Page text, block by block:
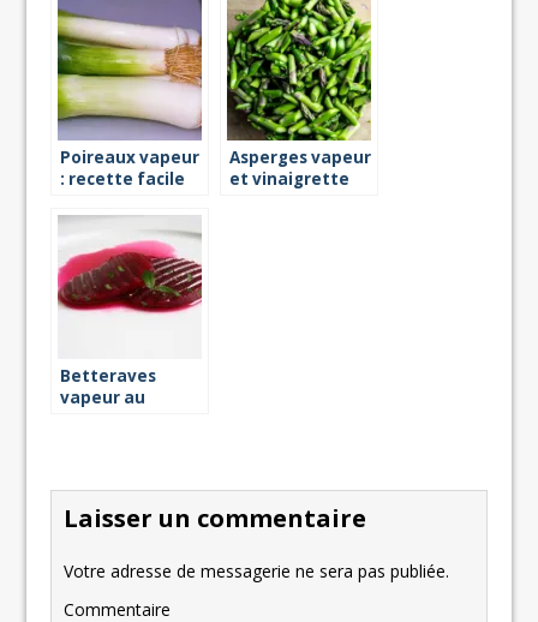
Poireaux vapeur
: recette facile
Asperges vapeur
et vinaigrette
Betteraves
vapeur au
Laisser un commentaire
Votre adresse de messagerie ne sera pas publiée.
Commentaire